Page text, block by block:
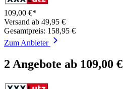
109,00 €*
Versand ab 49,95 €
Gesamtpreis: 158,95 €
Zum Anbieter
2 Angebote ab 109,00 €